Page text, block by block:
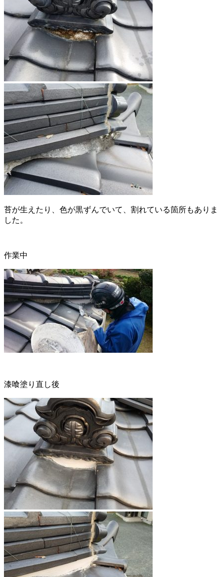
苔が生えたり、色が黒ずんでいて、割れている箇所もありま
した。
作業中
漆喰塗り直し後